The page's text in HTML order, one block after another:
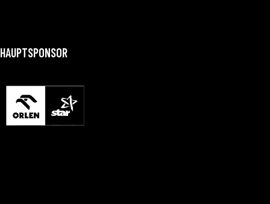
HAUPTSPONSOR